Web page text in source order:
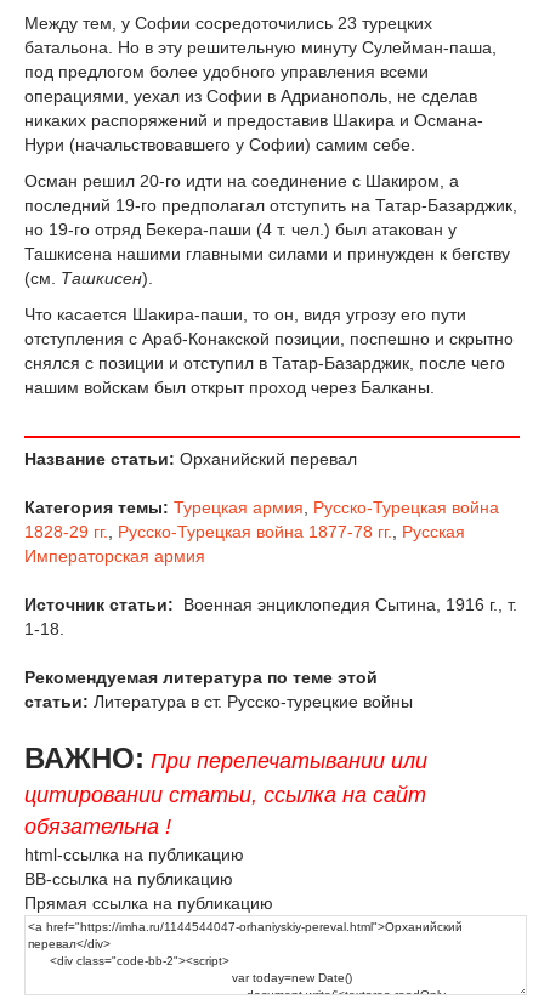
Между тем, у Софии сосредоточились 23 турецких
батальона. Но в эту решительную минуту Сулейман-паша,
под предлогом более удобного управления всеми
операциями, уехал из Софии в Адрианополь, не сделав
никаких распоряжений и предоставив Шакира и Османа-
Нури (начальствовавшего у Софии) самим себе.
Осман решил 20-го идти на соединение с Шакиром, а
последний 19-го предполагал отступить на Татар-Базарджик,
но 19-го отряд Бекера-паши (4 т. чел.) был атакован у
Ташкисена нашими главными силами и принужден к бегству
(см.
Ташкисен).
Что касается Шакира-паши, то он, видя угрозу его пути
отступления с Араб-Конакской позиции, поспешно и скрытно
снялся с позиции и отступил в Татар-Базарджик, после чего
нашим войскам был открыт проход через Балканы.
Название статьи: Орханийский перевал
Категория темы: Турецкая армия
Русско-Турецкая война
1828-29 гг.
Русско-Турецкая война 1877-78 гг.
Русская
Императорская армия
Источник статьи:
Военная энциклопедия Сытина, 1916 г., т.
1-18.
Рекомендуемая литература по теме этой
статьи: Литература в ст. Русско-турецкие войны
ВАЖНО: При перепечатывании или
цитировании статьи, ссылка на сайт
обязательна !
html-ссылка на публикацию
BB-ссылка на публикацию
Прямая ссылка на публикацию